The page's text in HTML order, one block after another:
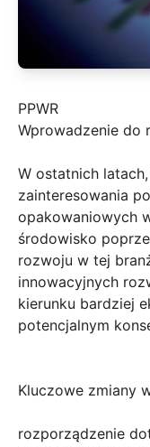
PPWR
Wprowadzenie do
W ostatnich
zainteresowania
opakowaniowych
środowisko
rozwoju w tej
innowacyjnych
kierunku bardziej
potencjalnym
Kluczowe zmiany
rozporządzenie